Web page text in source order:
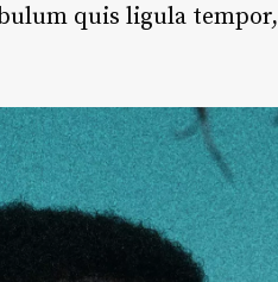
quis ligula tempor,